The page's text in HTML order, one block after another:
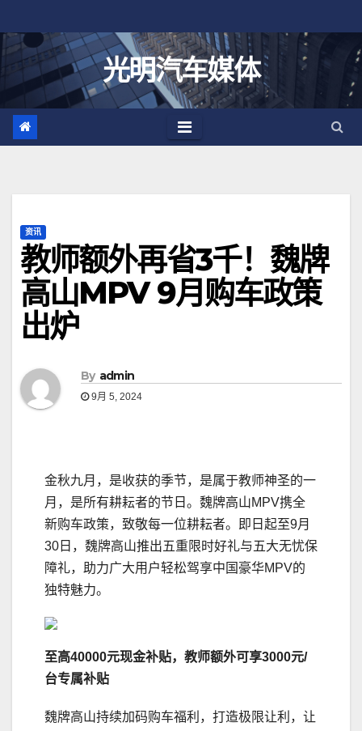
至
光明汽车媒体
资讯
教师额外再省3千！魏牌
高山MPV 9月购车政策
出炉
By admin
9月 5, 2024
金秋九月，是收获的季节，是属于教师神圣的一
月，是所有耕耘者的节日。魏牌高山MPV携全
新购车政策，致敬每一位耕耘者。即日起至9月
30日，魏牌高山推出五重限时好礼与五大无忧保
障礼，助力广大用户轻松驾享中国豪华MPV的
独特魅力。
至高40000元现金补贴， 教师额外可享3000元/
台专属补贴
魏牌高山持续加码购车福利，打造极限让利，让